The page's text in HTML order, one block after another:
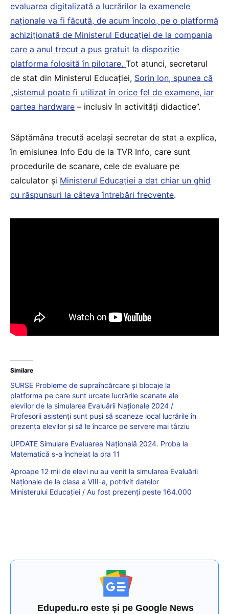
evaluarea digitalizată a lucrărilor la examenele
naționale va fi făcută, de acum încolo, pe o platformă
achiziționată de Ministerul Educației de la compania
care a anul trecut a pus gratuit la dispoziție
platforma folosită în pilotare. Tot atunci, secretarul
de stat din Ministerul Educației, Sorin Ion, spunea că
„sistemul poate fi utilizat în orice fel de examene, iar
partea hardware – inclusiv în activități didactice”.
Săptămâna trecută același secretar de stat a explica,
în emisiunea Info Edu de la TVR Info, care sunt
procedurile de scanare, cele de evaluare pe
calculator și Ministerul Educației a dat chiar un ghid
cu răspunsuri la câteva întrebări frecvente.
Similare
SURSE Probleme de supraîncărcare și blocaje la
platforma pe care sunt urcate lucrările scanate ale
elevilor de la simularea Evaluării Naționale 2024 /
Profesorii asistenți sunt puși să scaneze local lucrările în
prezența elevilor și să le încarce pe servere mai târziu
UPDATE Simulare Evaluarea Națională 2024. Proba la
Matematică s-a încheiat la ora 11
Aproape 12 mii de elevi nu au venit la simularea Evaluării
Naționale de la clasa a VIII-a, potrivit datelor
Ministerului Educației / Au fost prezenți peste 164.000
Edupedu.ro este și pe Google News